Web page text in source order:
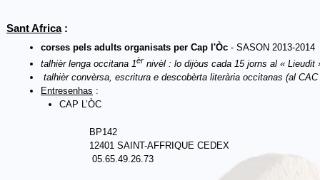
Sant Africa:
corses pels adults organisats per Cap l'Òc - SASON 2013-2014
talhièr lenga occitana 1èr nivèl : lo dijòus cada 15 jorns al « Lieudit
talhièr convèrsa, escritura e descobèrta literària occitanas (al
Entresenhas :
CAP L’ÒC
BP142
12401 SAINT-AFFRIQUE CEDEX
05.65.49.26.73